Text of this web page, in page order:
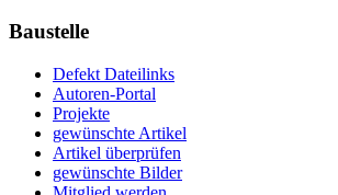
Baustelle
Defekt Dateilinks
Autoren-Portal
Projekte
gewünschte Artikel
Artikel überprüfen
gewünschte Bilder